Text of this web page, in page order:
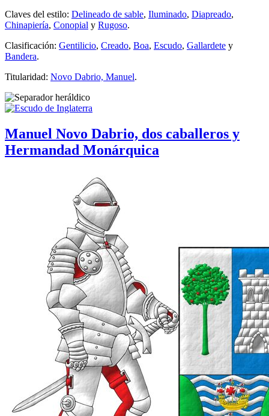
Claves del estilo: Delineado de sable, Iluminado, Diapreado,
Chinapiería, Conopial y Rugoso.
Clasificación: Gentilicio, Creado, Boa, Escudo, Gallardete y
Bandera.
Titularidad: Novo Dabrio, Manuel.
Manuel Novo Dabrio, dos caballeros y
Hermandad Monárquica